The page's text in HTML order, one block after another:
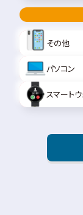
その他
パソコン
スマートウ